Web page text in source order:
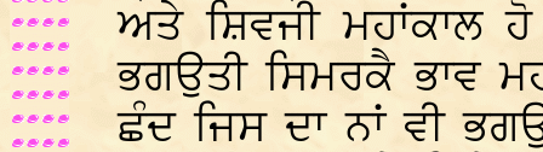
ਅਤੇ ਸ਼ਿਵਜੀ ਮਹਾਂਕਾਲ
ਭਗਉਤੀ ਸਿਮਰਕੈ ਭਾਵ
ਛੰਦ ਜਿਸ ਦਾ ਨਾਂ ਵੀ